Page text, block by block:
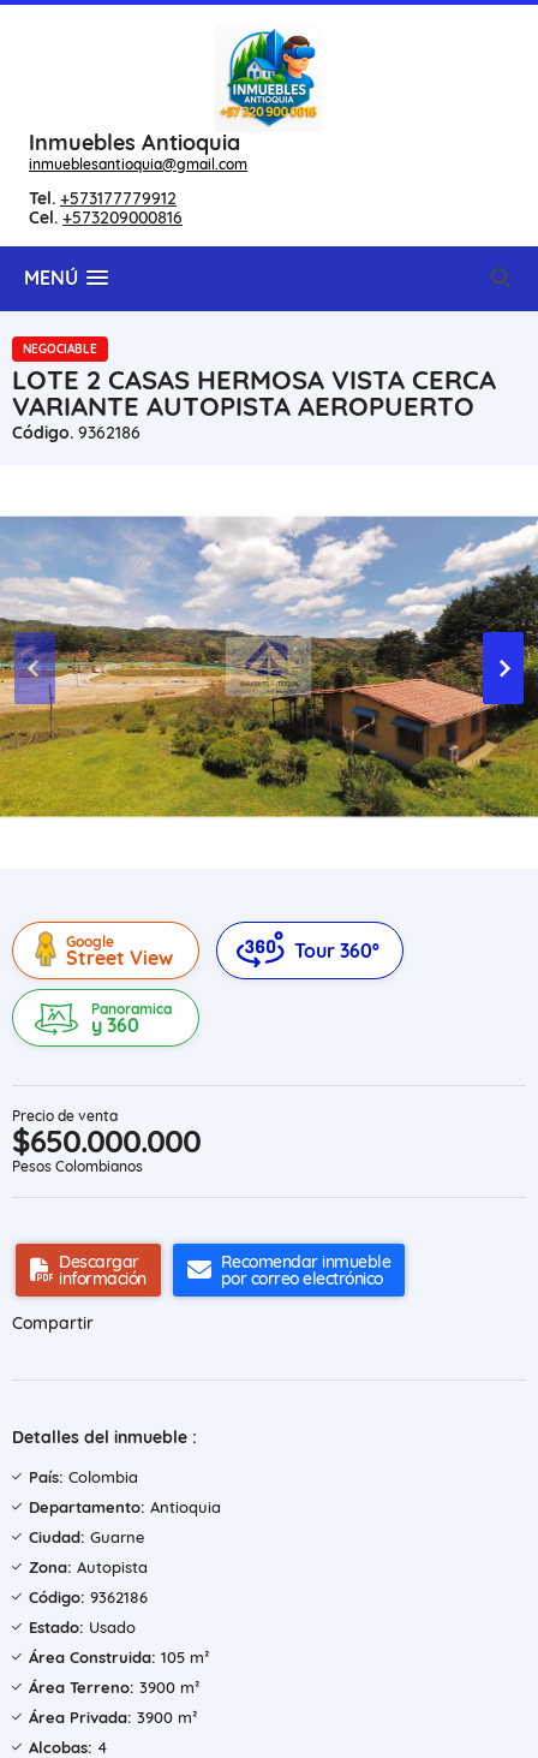
Inmuebles Antioquia
inmueblesantioquia@gmail.com
Tel. +573177779912
Cel. +573209000816
MENÚ
NEGOCIABLE
LOTE 2 CASAS HERMOSA VISTA CERCA
VARIANTE AUTOPISTA AEROPUERTO
Código. 9362186
Google
Street View Tour 360º
Panoramica
y 360
Precio de venta
$650.000.000
Pesos Colombianos
Descargar
información
Recomendar inmueble
por correo electrónico
Compartir
Detalles del inmueble :
País: Colombia
Departamento: Antioquia
Ciudad: Guarne
Zona: Autopista
Código: 9362186
Estado: Usado
Área Construida: 105 m²
Área Terreno: 3900 m²
Área Privada: 3900 m²
Alcobas: 4